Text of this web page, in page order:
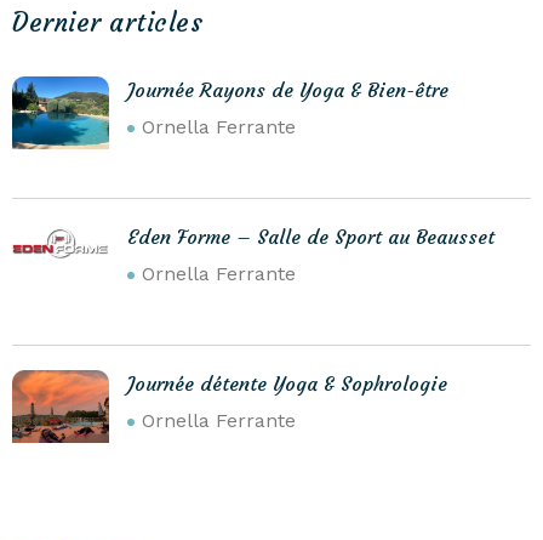
Dernier articles
Journée Rayons de Yoga & Bien-être
Ornella Ferrante
Eden Forme – Salle de Sport au Beausset
Ornella Ferrante
Journée détente Yoga & Sophrologie
Ornella Ferrante